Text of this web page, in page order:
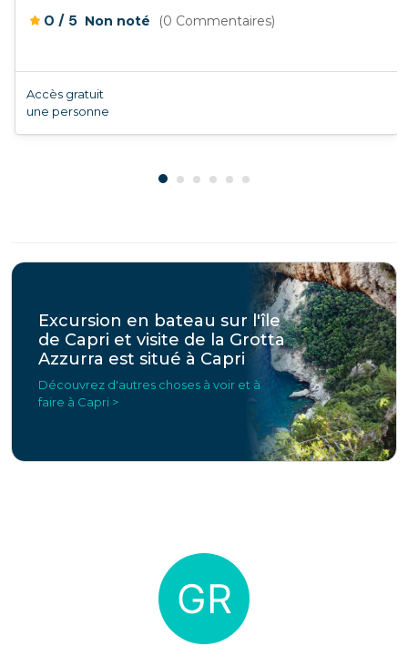
0 / 5 Non noté (0 Commentaires)
Accès gratuit
une personne
Excursion en bateau sur l'île
de Capri et visite de la Grotta
Azzurra est situé à Capri
Découvrez d'autres choses à voir et à
faire à Capri >